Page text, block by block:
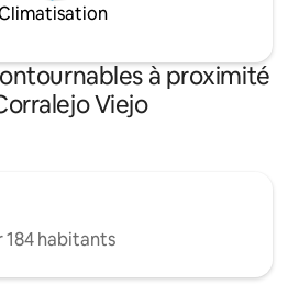
à proximité
Viejo
184 habitants